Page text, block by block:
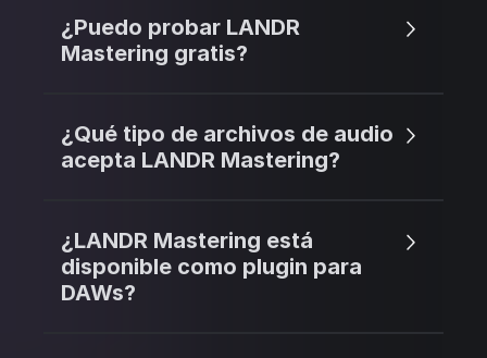
¿Puedo probar LANDR
Mastering gratis?
¿Qué tipo de archivos de audio
acepta LANDR Mastering?
¿LANDR Mastering está
disponible como plugin para
DAWs?